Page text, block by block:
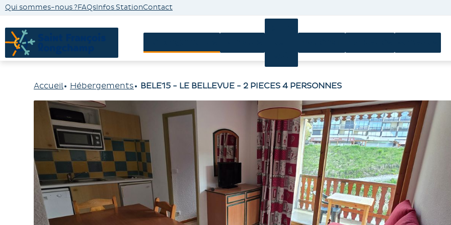
Qui sommes-nous ?FAQsInfos StationContact
Accueil Hébergements BELE15 - LE BELLEVUE - 2 PIECES 4 PERSONNES